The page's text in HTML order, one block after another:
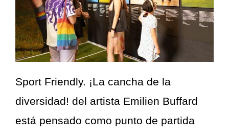
Sport Friendly. ¡La cancha de la
diversidad! del artista Emilien Buffard
está pensado como punto de partida